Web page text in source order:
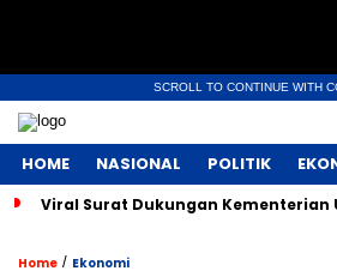
SCROLL TO CONTINUE WITH
HOME NASIONAL POLITIK
Viral Surat Dukungan Kementerian
Home / Ekonomi